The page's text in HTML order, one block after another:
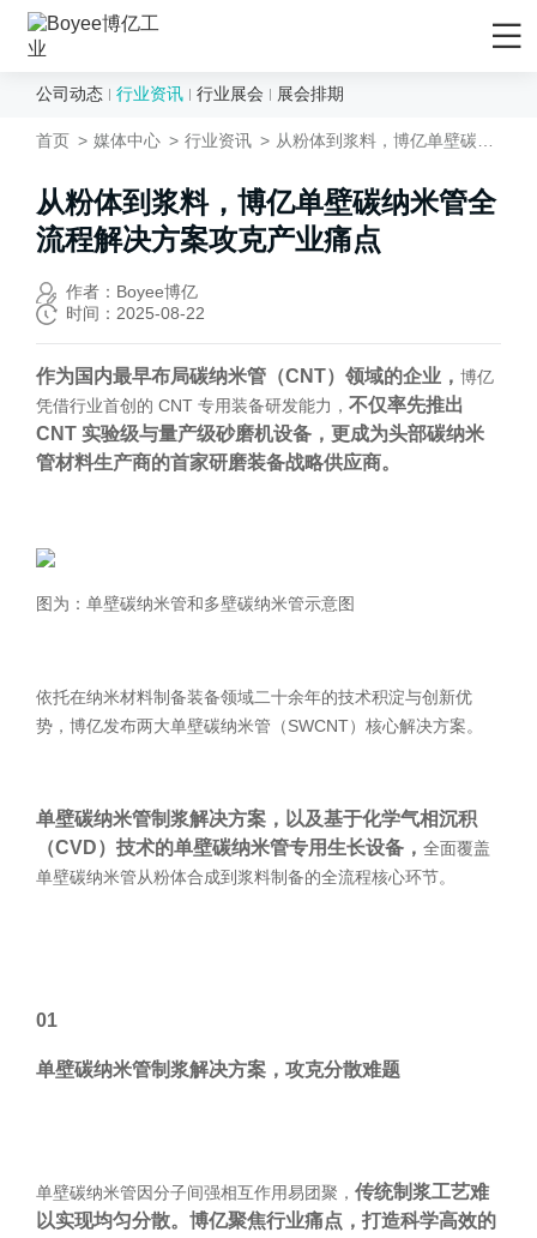
首页
产品/解决方案
应用领域
先进材料
矿物&矿产
陶瓷
化妆品
农药
食品行业
钠电池
燃料电池
数码喷墨
涂料
纳米油墨
服务支持
售后服务
售前服务
EPC工程服务
资料下载
技术视频
媒体中心
行业资讯
行业展会
展会排期
品牌解析
荣誉证书
联系我们
联系我们
公司动态 行业资讯 行业展会 展会排期
首页 媒体中心 行业资讯
从粉体到浆料，博亿单壁碳纳米管全
流程解决方案攻克产业痛点
作者：Boyee博亿
时间：2025-08-22
作为国内最早布局碳纳米管（CNT）领域的企业， 博亿
凭借行业首创的 CNT 专用装备研发能力， 不仅率先推出
CNT 实验级与量产级砂磨机设备，更成为头部碳纳米
管材料生产商的首家研磨装备战略供应商。
图为：单壁碳纳米管和多壁碳纳米管示意图
依托在纳米材料制备装备领域二十余年的技术积淀与创新优
势，博亿发布两大单壁碳纳米管（SWCNT）核心解决方案。
单壁碳纳米管制浆解决方案，以及基于化学气相沉积
（CVD）技术的单壁碳纳米管专用生长设备， 全面覆盖
单壁碳纳米管从粉体合成到浆料制备的全流程核心环节。
01
单壁碳纳米管制浆解决方案，攻克分散难题
单壁碳纳米管因分子间强相互作用易团聚， 传统制浆工艺难
以实现均匀分散。博亿聚焦行业痛点，打造科学高效的